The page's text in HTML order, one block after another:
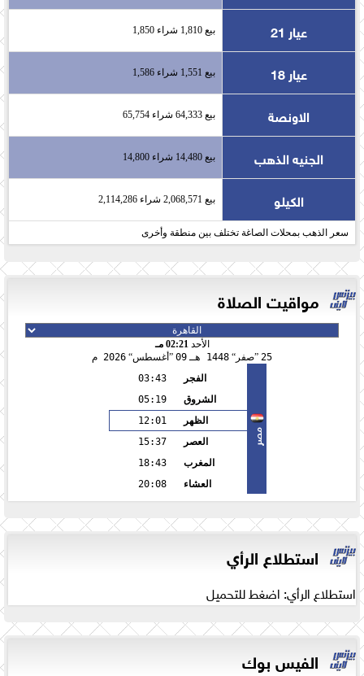
عيار 21 بيع 1,810 شراء 1,850
عيار 18 بيع 1,551 شراء 1,586
الاونصة بيع 64,333 شراء 65,754
الجنيه الذهب بيع 14,480 شراء 14,800
الكيلو بيع 2,068,571 شراء 2,114,286
سعر الذهب بمحلات الصاغة تختلف بين منطقة وأخرى
مواقيت الصلاة
الأحد 02:21 مـ
25
صفر 1448 هـ 09 أغسطس 2026 م
مصر
الفجر
03:43
الشروق
05:19
الظهر
12:01
العصر
15:37
المغرب
18:43
العشاء
20:08
استطلاع الرأي
استطلاع الرأي: اضغط للتحميل
الفيس بوك